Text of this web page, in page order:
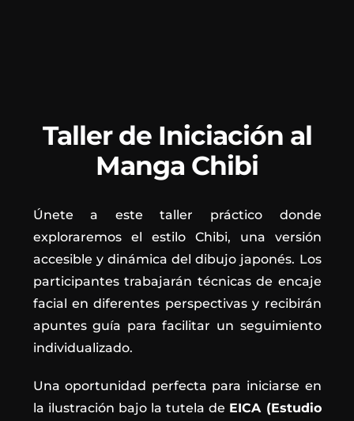
Taller de Iniciación al
Manga Chibi
Únete a este taller práctico donde
exploraremos el estilo Chibi, una versión
accesible y dinámica del dibujo japonés. Los
participantes trabajarán técnicas de encaje
facial en diferentes perspectivas y recibirán
apuntes guía para facilitar un seguimiento
individualizado.
Una oportunidad perfecta para iniciarse en
la ilustración bajo la tutela de EICA (Estudio